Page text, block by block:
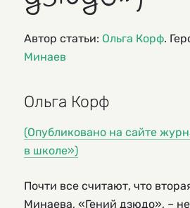
Автор статьи: Ольга Корф.
Минаев
Ольга Корф
(Опубликовано на сайте
в школе»)
Почти все считают, что
Минаева, «Гений дзюдо», –